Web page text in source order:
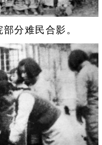
分难民合影。